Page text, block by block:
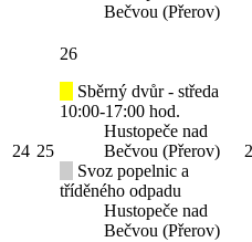
Bečvou (Přerov)
24 25
26
Sběrný dvůr - středa
10:00-17:00 hod.
Hustopeče nad
Bečvou (Přerov)
Svoz popelnic a
tříděného odpadu
Hustopeče nad
Bečvou (Přerov)